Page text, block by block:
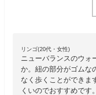
リンゴ(20代・女性)
ニューバランスのウォ
か。紐の部分がゴムな
なく歩くことができま
くいのでおすすめです